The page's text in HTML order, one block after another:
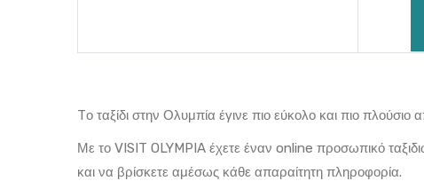
Tο ταξίδι στην Ολυμπία έγινε πιο εύκολο και πιο πλούσιο
Με το VISIT OLYMPIA έχετε έναν online προσωπικό
και να βρίσκετε αμέσως κάθε απαραίτητη πληροφορία.